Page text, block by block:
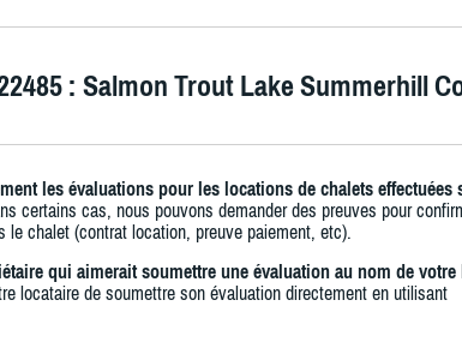
: Salmon Trout Lake Summerhill
les évaluations pour les locations de chalets effectuées
certains cas, nous pouvons demander des preuves pour
le chalet (contrat location, preuve paiement, etc).
qui aimerait soumettre une évaluation au nom de votre
locataire de soumettre son évaluation directement en utilisant